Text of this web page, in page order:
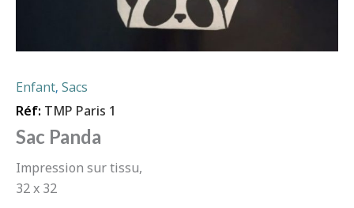
Enfant, Sacs
Réf: TMP Paris 1
Sac Panda
Impression sur tissu,
32 x 32